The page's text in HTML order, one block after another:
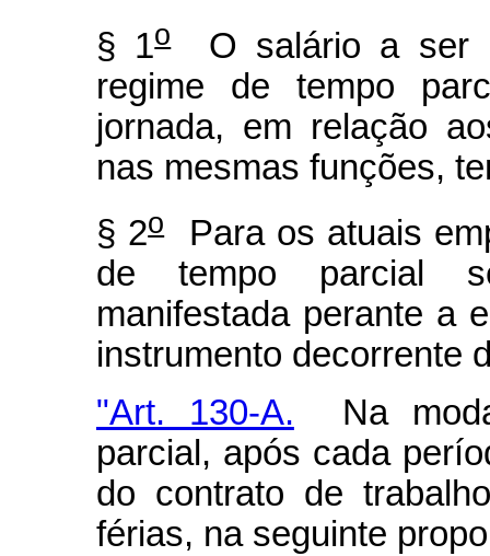
§ 1oO salário a ser
regime de tempo
jornada, em relação
nas mesmas funções,
§ 2oPara os atuais
de tempo parcial
manifestada perante a
instrumento decorrente
"Art. 130-A. Na
parcial, após cada
do contrato de
férias, na seguinte